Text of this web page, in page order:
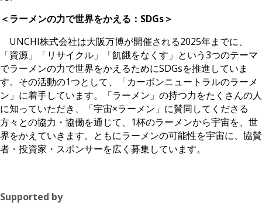
＜ラーメンの力で世界をかえる：SDGs＞
UNCHI株式会社は大阪万博が開催される2025年までに、
「資源」「リサイクル」「飢餓をなくす」という3つのテーマ
でラーメンの力で世界をかえるためにSDGsを推進していま
す。その活動の1つとして、「カーボンニュートラルのラーメ
ン」に着手しています。「ラーメン」の持つ力をたくさんの人
に知っていただき、「宇宙×ラーメン」に賛同してくださる
方々との協力・協働を通じて、1杯のラーメンから宇宙を、世
界をかえていきます。ともにラーメンの可能性を宇宙に、協賛
者・投資家・スポンサーを広く募集しています。
Supported by